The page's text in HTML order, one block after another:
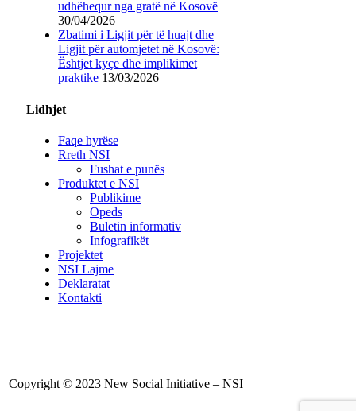
udhëhequr nga gratë në Kosovë
30/04/2026
Zbatimi i Ligjit për të huajt dhe
Ligjit për automjetet në Kosovë:
Ështjet kyçe dhe implikimet
praktike 13/03/2026
Lidhjet
Faqe hyrëse
Rreth NSI
Fushat e punës
Produktet e NSI
Publikime
Opeds
Buletin informativ
Infografikët
Projektet
NSI Lajme
Deklaratat
Kontakti
Copyright © 2023 New Social Initiative – NSI